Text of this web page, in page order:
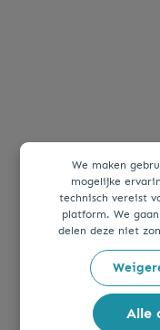
We maken
mogelijke
technisch vereist
platform. We
delen deze niet
Alle